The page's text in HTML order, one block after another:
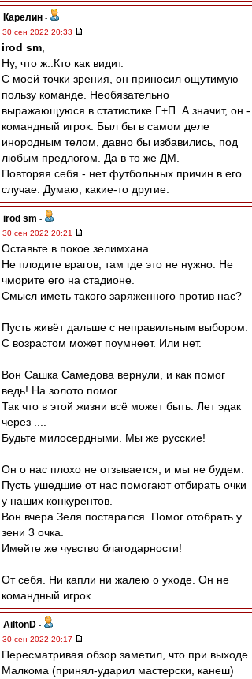
Карелин -
30 сен 2022 20:33
irod sm
Ну, что ж..Кто как видит.
С моей точки зрения, он приносил ощутимую
пользу команде. Необязательно
выражающуюся в статистике Г+П. А значит, он -
командный игрок. Был бы в самом деле
инородным телом, давно бы избавились, под
любым предлогом. Да в то же ДМ.
Повторяя себя - нет футбольных причин в его
случае. Думаю, какие-то другие.
irod sm -
30 сен 2022 20:21
Оставьте в покое зелимхана.
Не плодите врагов, там где это не нужно. Не
чморите его на стадионе.
Смысл иметь такого заряженного против нас?
Пусть живёт дальше с неправильным выбором.
С возрастом может поумнеет. Или нет.
Вон Сашка Самедова вернули, и как помог
ведь! На золото помог.
Так что в этой жизни всё может быть. Лет эдак
через ....
Будьте милосердными. Мы же русские!
Он о нас плохо не отзывается, и мы не будем.
Пусть ушедшие от нас помогают отбирать очки
у наших конкурентов.
Вон вчера Зеля постарался. Помог отобрать у
зени 3 очка.
Имейте же чувство благодарности!
От себя. Ни капли ни жалею о уходе. Он не
командный игрок.
AiltonD -
30 сен 2022 20:17
Пересматривая обзор заметил, что при выходе
Малкома (принял-ударил мастерски, канеш)